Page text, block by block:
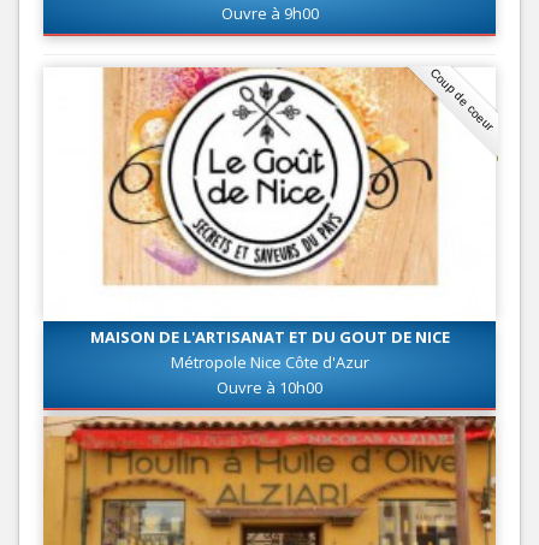
Ouvre à 9h00
Coup de coeur
MAISON DE L'ARTISANAT ET DU GOUT DE NICE
Métropole Nice Côte d'Azur
Ouvre à 10h00